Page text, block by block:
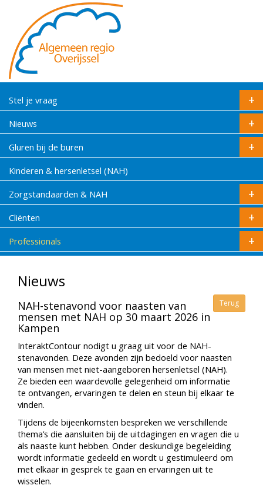
Stel je vraag
Nieuws
Gluren bij de buren
Kinderen & hersenletsel (NAH)
Zorgstandaarden & NAH
Cliënten
Professionals
Nieuws
Terug
NAH-stenavond voor naasten van
mensen met NAH op 30 maart 2026 in
Kampen
InteraktContour nodigt u graag uit voor de NAH-
stenavonden. Deze avonden zijn bedoeld voor naasten
van mensen met niet-aangeboren hersenletsel (NAH).
Ze bieden een waardevolle gelegenheid om informatie
te ontvangen, ervaringen te delen en steun bij elkaar te
vinden.
Tijdens de bijeenkomsten bespreken we verschillende
thema’s die aansluiten bij de uitdagingen en vragen die u
als naaste kunt hebben. Onder deskundige begeleiding
wordt informatie gedeeld en wordt u gestimuleerd om
met elkaar in gesprek te gaan en ervaringen uit te
wisselen.